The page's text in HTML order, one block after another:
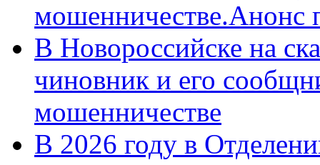
мошенничестве.Анонс
В Новороссийске на
чиновник и его
мошенничестве
В 2026 году в